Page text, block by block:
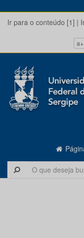
Ir para o conteúdo [1] |
a+